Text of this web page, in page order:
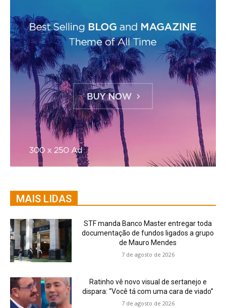
MAIS LIDAS
STF manda Banco Master entregar toda
documentação de fundos ligados a grupo
de Mauro Mendes
7 de agosto de 2026
Ratinho vê novo visual de sertanejo e
dispara: “Você tá com uma cara de viado”
7 de agosto de 2026